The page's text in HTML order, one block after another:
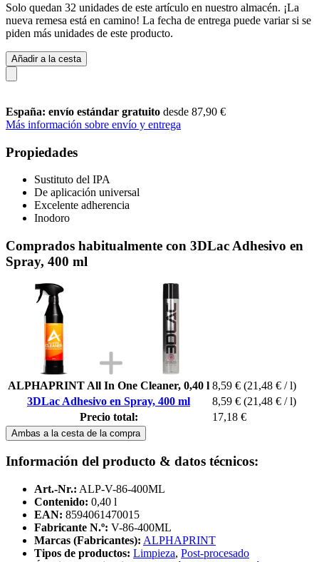
Solo quedan 32 unidades de este artículo en nuestro almacén. ¡La
nueva remesa está en camino! La fecha de entrega puede variar si se
piden más unidades de este producto.
Añadir a la cesta
España: envío estándar gratuito desde 87,90 €
Más información sobre envío y entrega
Propiedades
Sustituto del IPA
De aplicación universal
Excelente adherencia
Inodoro
Comprados habitualmente con 3DLac Adhesivo en
Spray, 400 ml
ALPHAPRINT All In One Cleaner, 0,40 l 8,59 € (21,48 € / l)
3DLac Adhesivo en Spray, 400 ml
8,59 € (21,48 € / l)
Precio total:
17,18 €
Ambas a la cesta de la compra
Información del producto & datos técnicos:
Art.-Nr.: ALP-V-86-400ML
Contenido: 0,40 l
EAN: 8594061470015
Fabricante N.º: V-86-400ML
Marcas (Fabricantes): ALPHAPRINT
Tipos de productos: Limpieza, Post-procesado